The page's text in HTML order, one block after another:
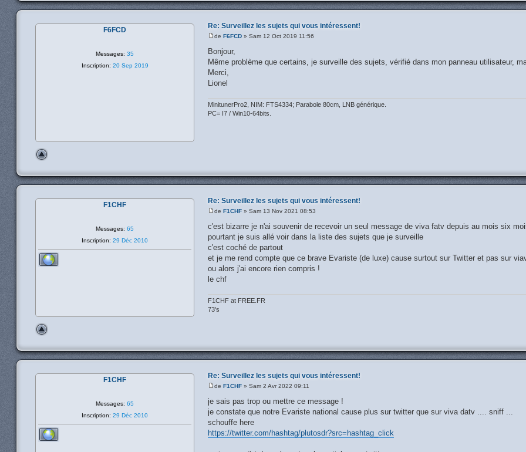
Re: Surveillez les sujets qui vous intéressent!
de F6FCD» Sam 12 Oct 2019 11:56
Bonjour,
Même problème que certains, je surveille des sujets, vérifié dans mon panneau utilisateur,
Merci,
Lionel
MinitunerPro2, NIM: FTS4334; Parabole 80cm, LNB générique.
PC= I7 / Win10-64bits.
F6FCD
Messages: 35
Inscription: 20 Sep 2019
Re: Surveillez les sujets qui vous intéressent!
de F1CHF» Sam 13 Nov 2021 08:53
c'est bizarre je n'ai souvenir de recevoir un seul message de viva fatv depuis au mois six
pourtant je suis allé voir dans la liste des sujets que je surveille
c'est coché de partout
et je me rend compte que ce brave Evariste (de luxe) cause surtout sur Twitter et pas sur
ou alors j'ai encore rien compris !
le chf
F1CHF at FREE.FR
73's
F1CHF
Messages: 65
Inscription: 29 Déc 2010
Re: Surveillez les sujets qui vous intéressent!
de F1CHF» Sam 2 Avr 2022 09:11
je sais pas trop ou mettre ce message !
je constate que notre Evariste national cause plus sur twitter que sur viva datv .... sniff ...
schouffe here
https://twitter.com/hashtag/plutosdr?src=hashtag_click
F1CHF
Messages: 65
Inscription: 29 Déc 2010